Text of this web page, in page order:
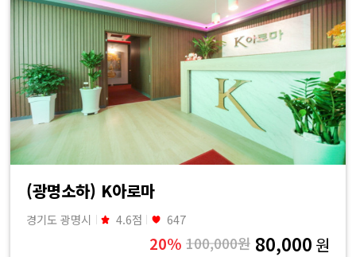
(광명소하) K아로마
경기도 광명시 4.6점 647
20% 100,000원 80,000 원